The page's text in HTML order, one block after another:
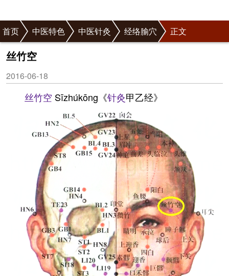
首页 中医特色 中医针灸 经络腧穴 正文
丝竹空
2016-06-18
丝竹空 Sīzhúkōng《针灸甲乙经》